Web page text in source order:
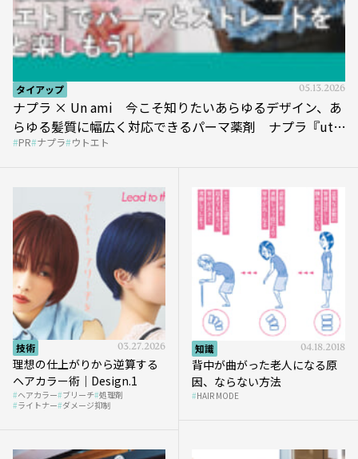
タイアップ 05.13.2026
ナプラ × Un ami 今こそ知りたいあらゆるデザイン、あ
らゆる髪質に幅広く対応できるパーマ薬剤 ナプラ『ut-
et』
PR ナプラ ウトエト
技術 03.27.2026
理想の仕上がりから逆算する
ヘアカラー術｜Design.1
ヘアカラー ブリーチ 処理剤
ライトナー ダメージ抑制
知識 04.18.2018
背中が曲がった老人になる原
因、ならない方法
HAIR MODE